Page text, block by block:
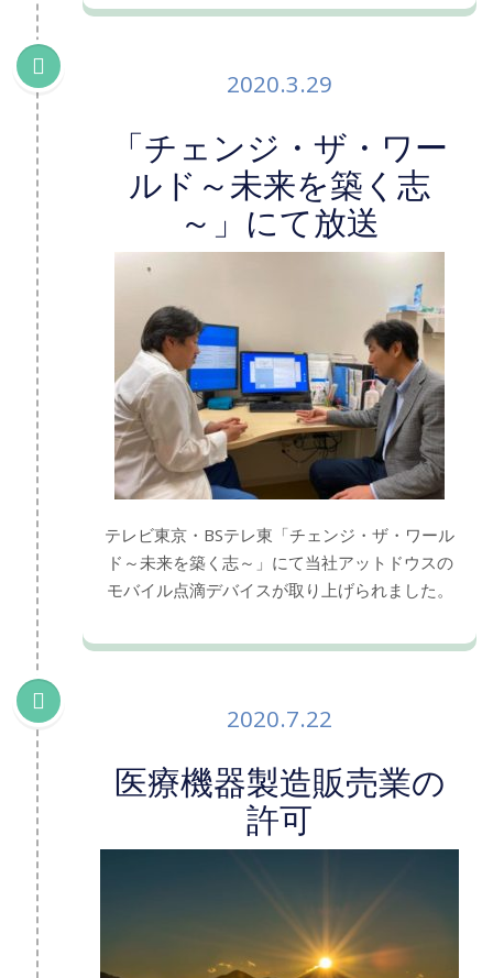
2020.3.29
「チェンジ・ザ・ワー
ルド～未来を築く志
～」にて放送
テレビ東京・BSテレ東「チェンジ・ザ・ワール
ド～未来を築く志～」にて当社アットドウスの
モバイル点滴デバイスが取り上げられました。
2020.7.22
医療機器製造販売業の
許可